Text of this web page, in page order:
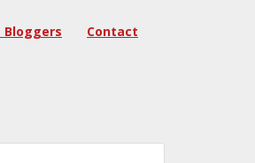
Bloggers Contact